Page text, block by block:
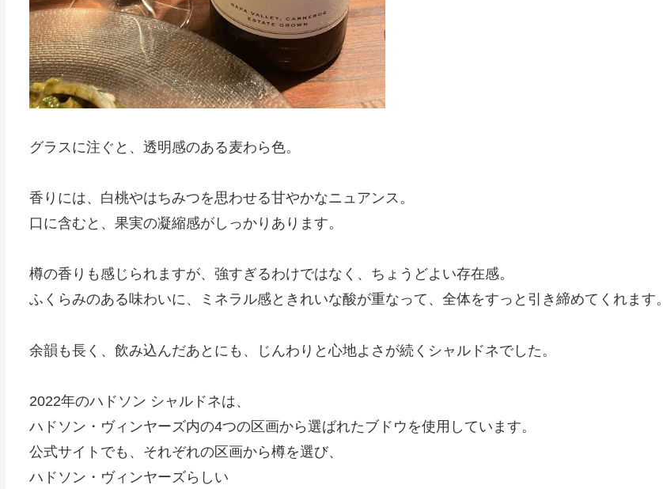
グラスに注ぐと、透明感のある麦わら色。
香りには、白桃やはちみつを思わせる甘やかなニュアンス。
口に含むと、果実の凝縮感がしっかりあります。
樽の香りも感じられますが、強すぎるわけではなく、ちょうどよい存在感。
ふくらみのある味わいに、ミネラル感ときれいな酸が重なって、全体をすっと引き締めてくれます。
余韻も長く、飲み込んだあとにも、じんわりと心地よさが続くシャルドネでした。
2022年のハドソン シャルドネは、
ハドソン・ヴィンヤーズ内の4つの区画から選ばれたブドウを使用しています。
公式サイトでも、それぞれの区画から樽を選び、
ハドソン・ヴィンヤーズらしい